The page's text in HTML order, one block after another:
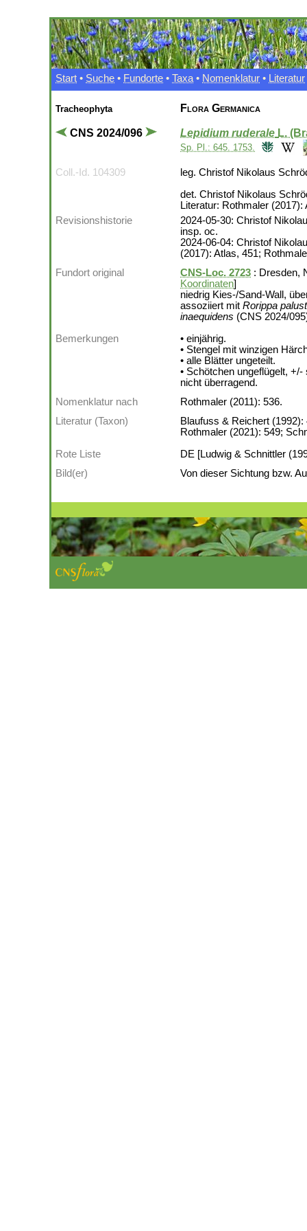
Start • Suche • Fundorte • Taxa • Nomenklatur • Literatur
Tracheophyta
CNS 2024/096
Flora Germanica
Lepidium ruderale L.
Sp. Pl.: 645. 1753.
Coll.-Id. 104309
leg. Christof Nikolaus
det. Christof Nikolaus
Literatur: Rothmaler
Revisionshistorie
2024-05-30: Christof
insp. oc.
2024-06-04: Christof
(2017): Atlas, 451;
Fundort original
CNS-Loc. 2723 : Dresden,
Koordinaten]
niedrig Kies-/Sand-Wall,
assoziiert mit Rorippa
inaequidens (CNS 2024/
Bemerkungen
• einjährig.
• Stengel mit winzigen
• alle Blätter ungeteilt.
• Schötchen ungeflügelt,
nicht überragend.
Nomenklatur nach
Rothmaler (2011): 536.
Literatur (Taxon)
Blaufuss & Reichert
Rothmaler (2021): 549;
Rote Liste
DE [Ludwig & Schnittler
Bild(er)
Von dieser Sichtung bzw.